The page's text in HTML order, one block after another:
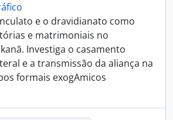
e o dravidianato como
e matrimoniais no
Investiga o casamento
e a transmissão da aliança na
formais exogAmicos